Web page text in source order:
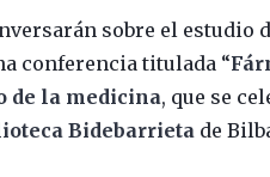
sobre el estudio
conferencia titulada “
de la medicina, que se
Bidebarrieta de